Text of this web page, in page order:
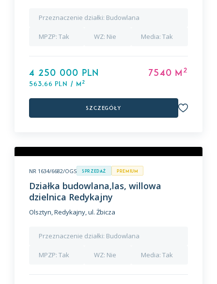
Przeznaczenie działki: Budowlana
MPZP: Tak WZ: Nie Media: Tak
4 250 000 PLN
563,66 PLN / m2
7540 m2
Szczegóły
NR 1634/6682/OGS Sprzedaż premium
Działka budowlana,las, willowa
dzielnica Redykajny
Olsztyn, Redykajny, ul. Żbicza
Przeznaczenie działki: Budowlana
MPZP: Tak WZ: Nie Media: Tak